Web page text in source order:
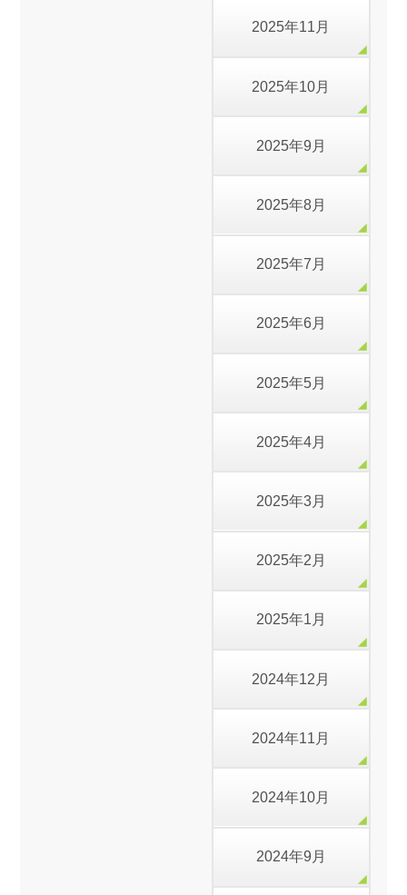
2025年11月
2025年10月
2025年9月
2025年8月
2025年7月
2025年6月
2025年5月
2025年4月
2025年3月
2025年2月
2025年1月
2024年12月
2024年11月
2024年10月
2024年9月